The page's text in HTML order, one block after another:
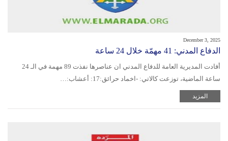
December 3, 2025
الدفاع المدني: 41 مهمّة خلال 24 ساعة
أفادت المديرية العامة للدفاع المدني ان عناصرها نفذت 89 مهمة في الـ 24
ساعة الماضية، توزعت كالاتي: -اخماد حرائق:17: أعشاب:…
المزيد